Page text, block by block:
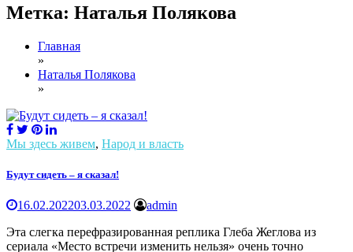
Метка: Наталья Полякова
Главная
»
Наталья Полякова
»
Мы здесь живем, Народ и власть
Будут сидеть – я сказал!
16.02.202203.03.2022
admin
Эта слегка перефразированная реплика Глеба Жеглова из
сериала «Место встречи изменить нельзя» очень точно